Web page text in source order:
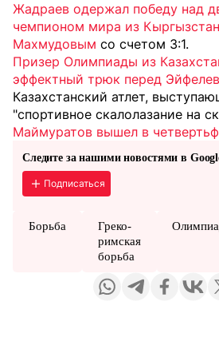
Жадраев одержал победу над
чемпионом мира из
Махмудовым со счетом 3:1.
Призер Олимпиады из
эффектный трюк перед
Казахстанский атлет,
"спортивное скалолазание на
Маймуратов вышел в
Следите за нашими новостями в
Подписаться
Борьба
Греко-
римская
борьба